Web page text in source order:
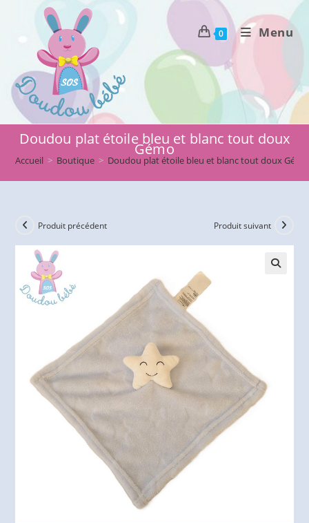
0 Menu
Doudou plat étoile bleu et blanc tout doux
Gémo
Accueil > Boutique > Doudou plat étoile bleu et blanc tout doux Gémo
Produit précédent Produit suivant